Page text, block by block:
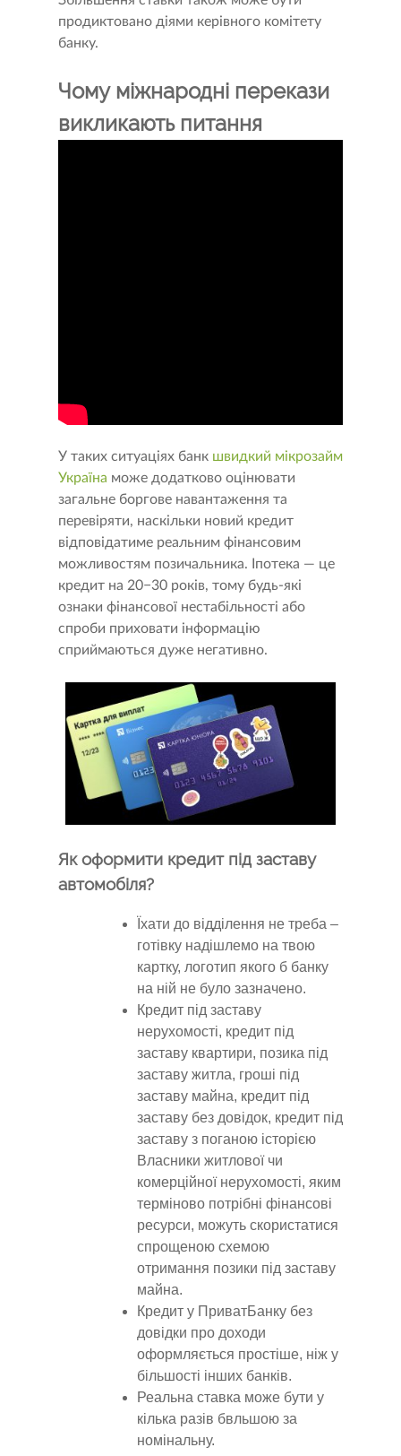
продиктовано діями керівного комітету
банку.
Чому міжнародні перекази
викликають питання
У таких ситуаціях банк швидкий мікрозайм
Україна може додатково оцінювати
загальне боргове навантаження та
перевіряти, наскільки новий кредит
відповідатиме реальним фінансовим
можливостям позичальника. Іпотека — це
кредит на 20−30 років, тому будь-які
ознаки фінансової нестабільності або
спроби приховати інформацію
сприймаються дуже негативно.
Як оформити кредит під заставу
автомобіля?
Їхати до відділення не треба –
готівку надішлемо на твою
картку, логотип якого б банку
на ній не було зазначено.
Кредит під заставу
нерухомості, кредит під
заставу квартири, позика під
заставу житла, гроші під
заставу майна, кредит під
заставу без довідок, кредит під
заставу з поганою історією
Власники житлової чи
комерційної нерухомості, яким
терміново потрібні фінансові
ресурси, можуть скористатися
спрощеною схемою
отримання позики під заставу
майна.
Кредит у ПриватБанку без
довідки про доходи
оформляється простіше, ніж у
більшості інших банків.
Реальна ставка може бути у
кілька разів бвльшою за
номінальну.